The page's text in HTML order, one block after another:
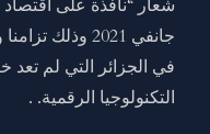
جانفي 2021
في الجزائر التي لم تعد
التكنولوجيا الرقمية. .